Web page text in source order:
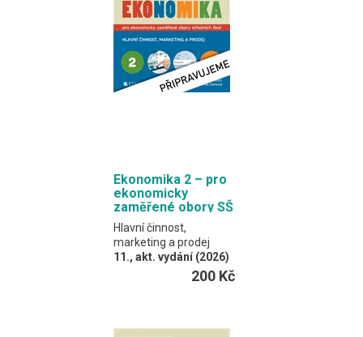
Formát EDUKO PC / 368
stran
Ekonomika 2 – pro
ekonomicky
zaměřené obory SŠ
Hlavní činnost,
marketing a prodej
11., akt. vydání (2026)
procvičovací úlohy.
200 Kč